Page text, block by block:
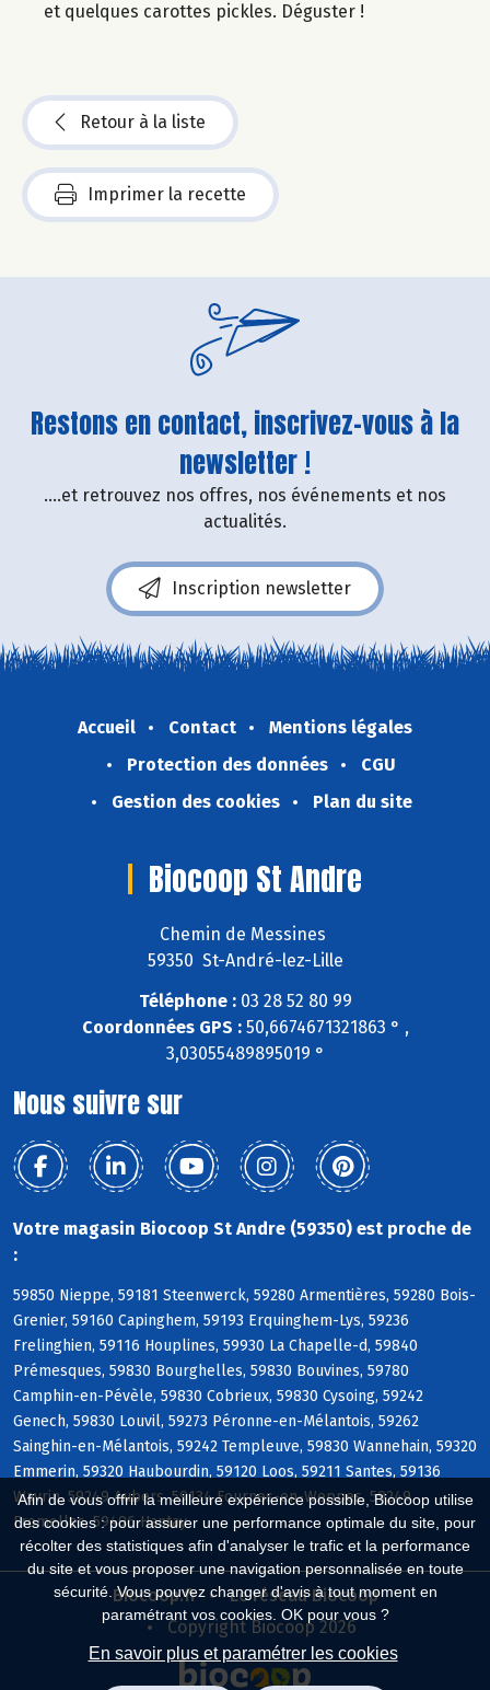
Afin de vous offrir la meilleure expérience possible, Biocoop utilise
des cookies : pour assurer une performance optimale du site, pour
récolter des statistiques afin d'analyser le trafic et la performance
du site et vous proposer une navigation personnalisée en toute
sécurité. Vous pouvez changer d'avis à tout moment en
paramétrant vos cookies. OK pour vous ?
En savoir plus et paramétrer les cookies
et quelques carottes pickles. Déguster !
Retour à la liste
Imprimer la recette
Restons en contact, inscrivez-vous à la
newsletter !
....et retrouvez nos offres, nos événements et nos
actualités.
Inscription newsletter
Accueil Contact
Mentions légales
Protection des données
CGU
Gestion des cookies
Plan du site
Biocoop St Andre
Chemin de Messines
59350 St-André-lez-Lille
Téléphone :03 28 52 80 99
Coordonnées GPS :50,6674671321863 ° ,
3,03055489895019 °
Nous suivre sur
Votre magasin Biocoop St Andre (59350) est proche de
:
59850 Nieppe, 59181 Steenwerck, 59280 Armentières, 59280 Bois-
Grenier, 59160 Capinghem, 59193 Erquinghem-Lys, 59236
Frelinghien, 59116 Houplines, 59930 La Chapelle-d, 59840
Prémesques, 59830 Bourghelles, 59830 Bouvines, 59780
Camphin-en-Pévèle, 59830 Cobrieux, 59830 Cysoing, 59242
Genech, 59830 Louvil, 59273 Péronne-en-Mélantois, 59262
Sainghin-en-Mélantois, 59242 Templeuve, 59830 Wannehain, 59320
Emmerin, 59320 Haubourdin, 59120 Loos, 59211 Santes, 59136
Wavrin, 59249 Aubers, 59134 Fournes-en-Weppes, 59249
Fromelles, 59496 Hantay
Biocoop.fr
Le réseau Biocoop
Copyright Biocoop 2026